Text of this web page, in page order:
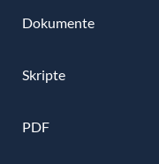
Dokumente
Skripte
PDF